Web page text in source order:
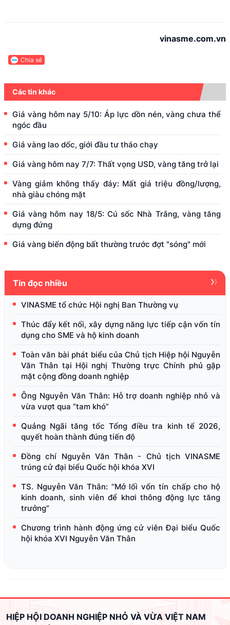
vinasme.com.vn
Chia sẻ
Các tin khác
Giá vàng hôm nay 5/10: Áp lực dồn nén, vàng chưa thể
ngóc đầu
Giá vàng lao dốc, giới đầu tư tháo chạy
Giá vàng hôm nay 7/7: Thất vọng USD, vàng tăng trở lại
Vàng giảm không thấy đáy: Mất giá triệu đồng/lượng,
nhà giàu chóng mặt
Giá vàng hôm nay 18/5: Cú sốc Nhà Trắng, vàng tăng
dựng đứng
Giá vàng biến động bất thường trước đợt "sóng" mới
Tin đọc nhiều
VINASME tổ chức Hội nghị Ban Thường vụ
Thúc đẩy kết nối, xây dựng năng lực tiếp cận vốn tín
dụng cho SME và hộ kinh doanh
Toàn văn bài phát biểu của Chủ tịch Hiệp hội Nguyễn
Văn Thân tại Hội nghị Thường trực Chính phủ gặp
mặt cộng đồng doanh nghiệp
Ông Nguyễn Văn Thân: Hỗ trợ doanh nghiệp nhỏ và
vừa vượt qua “tam khó”
Quảng Ngãi tăng tốc Tổng điều tra kinh tế 2026,
quyết hoàn thành đúng tiến độ
Đồng chí Nguyễn Văn Thân - Chủ tịch VINASME
trúng cử đại biểu Quốc hội khóa XVI
TS. Nguyễn Văn Thân: “Mở lối vốn tín chấp cho hộ
kinh doanh, sinh viên để khơi thông động lực tăng
trưởng”
Chương trình hành động ứng cử viên Đại biểu Quốc
hội khóa XVI Nguyễn Văn Thân
HIỆP HỘI DOANH NGHIỆP NHỎ VÀ VỪA VIỆT NAM